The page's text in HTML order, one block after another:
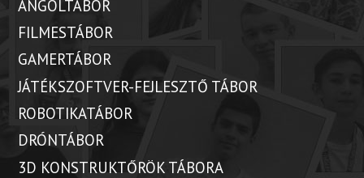
ANGOLTÁBOR
FILMESTÁBOR
GAMERTÁBOR
JÁTÉKSZOFTVER-FEJLESZTŐ TÁBOR
ROBOTIKATÁBOR
DRÓNTÁBOR
3D KONSTRUKTŐRÖK TÁBORA